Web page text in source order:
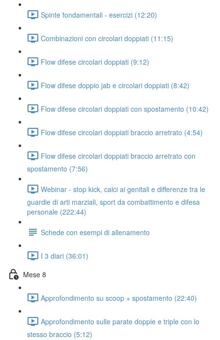
Spinte fondamentali - esercizi (12:20)
Combinazioni con circolari doppiati (11:15)
Flow difese circolari doppiati (9:12)
Flow difese doppio jab e circolari doppiati (8:42)
Flow difese circolari doppiati con spostamento (10:42)
Flow difese circolari doppiati braccio arretrato (4:54)
Flow difese circolari doppiati braccio arretrato con
spostamento (7:56)
Webinar - stop kick, calci ai genitali e differenze tra le
guardie di arti marziali, sport da combattimento e difesa
personale (222:44)
Schede con esempi di allenamento
I 3 diari (36:01)
Mese 8
Approfondimento su scoop + spostamento (22:40)
Approfondimento sulle parate doppie e triple con lo
stesso braccio (5:12)